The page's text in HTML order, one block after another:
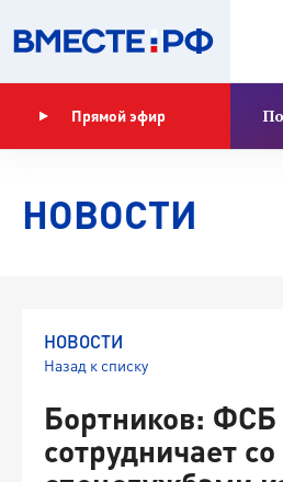
Прямой эфир
НОВОСТИ
НОВОСТИ
Назад к списку
Бортников: ФСБ
сотрудничает со